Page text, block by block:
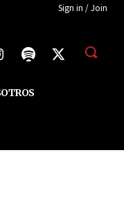
Sign in / Join